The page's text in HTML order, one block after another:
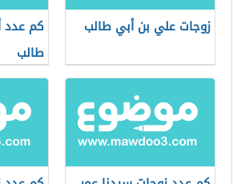
زوجات علي بن أبي طالب
كم عدد
طالب